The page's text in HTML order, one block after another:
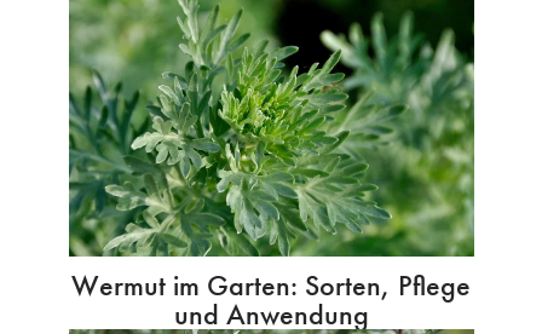
Wermut im Garten: Sorten, Pflege
und Anwendung